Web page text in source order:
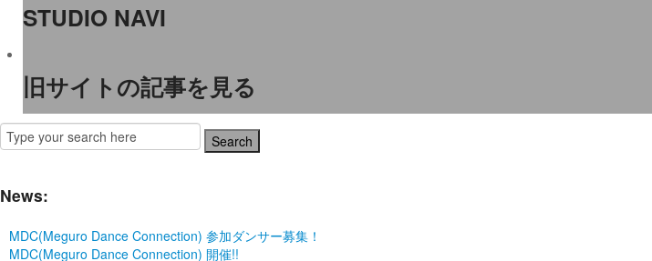
STUDIO NAVI
旧サイトの記事を見る
News:
MDC(Meguro Dance Connection) 参加ダンサー募集！
MDC(Meguro Dance Connection) 開催!!